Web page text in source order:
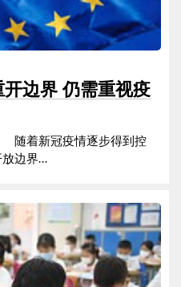
边界 仍需重视疫
着新冠疫情逐步得到控
边界...